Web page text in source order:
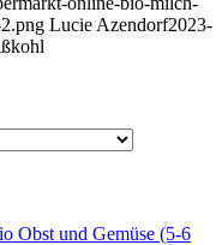
Lucie Azendorf2023-
Obst und Gemüse (5-6